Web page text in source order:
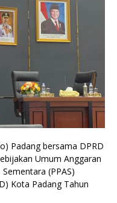
Padang bersama DPRD
Umum Anggaran
(PPAS)
Kota Padang Tahun